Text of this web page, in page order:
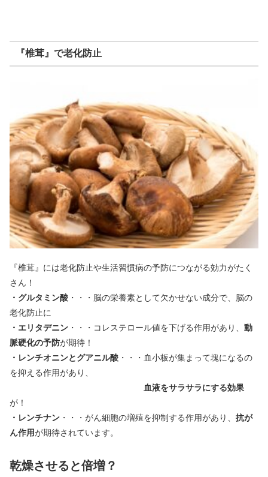
『椎茸』で老化防止
『椎茸』には老化防止や生活習慣病の予防につながる効力がたく
さん！
・グルタミン酸 ・・・脳の栄養素として欠かせない成分で、脳の
老化防止に
・エリタデニン ・・・コレステロール値を下げる作用があり、 動
脈硬化の予防が期待！
・レンチオニンとグアニル酸 ・・・血小板が集まって塊になるの
を抑える作用があり、
血液をサラサラにする効果
が！
・レンチナン ・・・がん細胞の増殖を抑制する作用があり、 抗が
ん作用が期待されています。
乾燥させると倍増？